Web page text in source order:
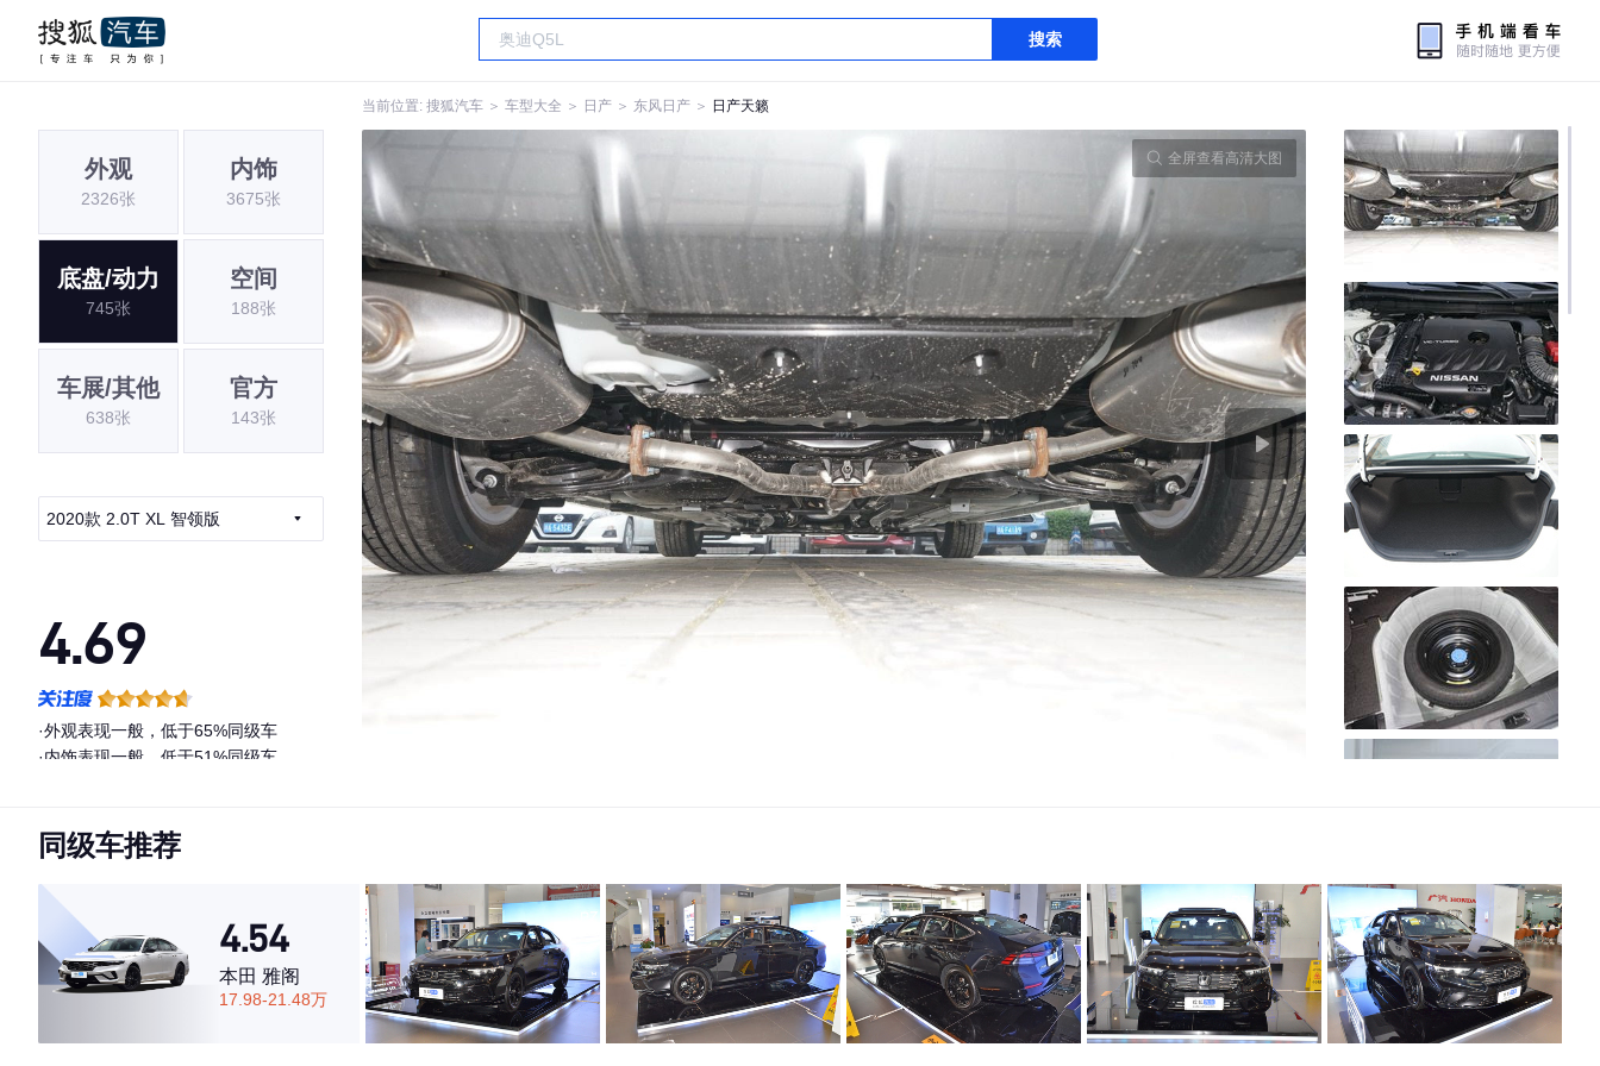
搜索
当前位置: 搜狐汽车 ＞ 车型大全 ＞ 日产 ＞ 东风日产 ＞ 日产天籁
外观
2326张
内饰
3675张
底盘/动力
745张
空间
188张
车展/其他
638张
官方
143张
2020款 2.0T XL 智领版
4.69
·外观表现一般，低于65%同级车
·内饰表现一般，低于51%同级车
全屏查看高清大图
同级车推荐
4.54
本田 雅阁
17.98-21.48万